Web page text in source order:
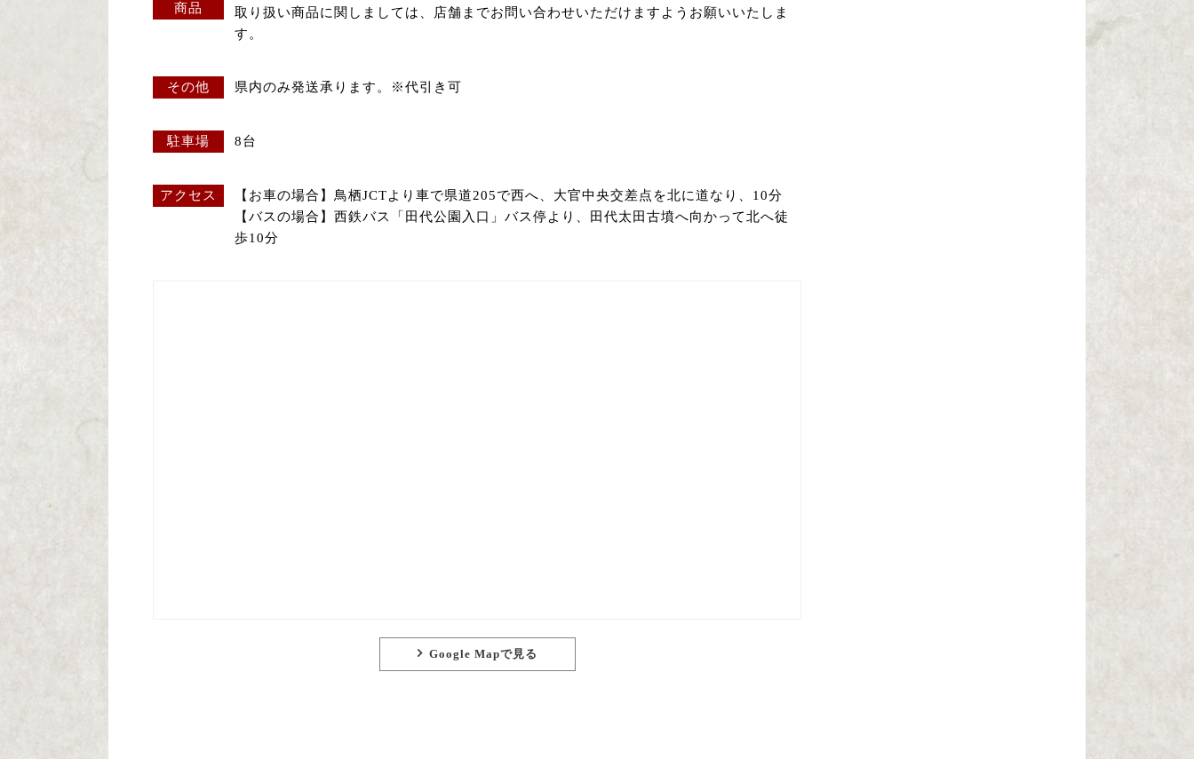
商品
取り扱い商品に関しましては、店舗までお問い合わせいただけますようお願いいたしま
す。
その他 県内のみ発送承ります。※代引き可
駐車場 8台
アクセス
【お車の場合】鳥栖JCTより車で県道205で西へ、大官中央交差点を北に道なり、10分
【バスの場合】西鉄バス「田代公園入口」バス停より、田代太田古墳へ向かって北へ徒
歩10分
Google Mapで見る